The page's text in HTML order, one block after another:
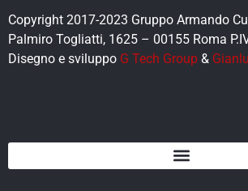
Copyright 2017-2023 Gruppo Armando
Palmiro Togliatti, 1625 – 00155 Roma
Disegno e sviluppo G Tech Group &